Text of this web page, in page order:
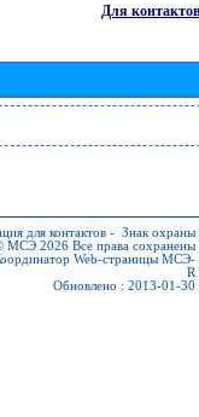
Для контактов
для контактов - Знак охраны
© МСЭ 2026 Все права сохранены
Web-страницы МСЭ-
R
Обновлено : 2013-01-30